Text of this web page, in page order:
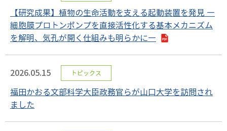
【研究成果】植物の生命活動を支える起動装置を発見 ―
細胞膜プロトンポンプを直接活性化する基本メカニズム
を解明、気孔が開く仕組みも明らかに―
2026.05.15 トピックス
福田かおる文部科学大臣政務官らが山口大学を訪問され
ました